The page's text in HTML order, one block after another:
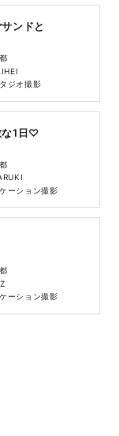
ンドと
ジオ撮影
な1日♡
ーション撮影
ーション撮影